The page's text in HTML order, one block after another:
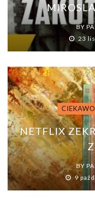
BY
23
NETFLIX
BY
9